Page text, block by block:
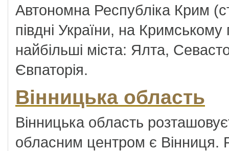
Автономна Республіка Крим
півдні України, на
найбільші міста: Ялта,
Євпаторія.
Вінницька область
Вінницька область
обласним центром є Вінниця.